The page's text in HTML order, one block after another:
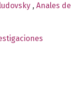
, Anales